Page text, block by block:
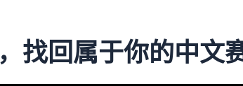
找回属于你的中文